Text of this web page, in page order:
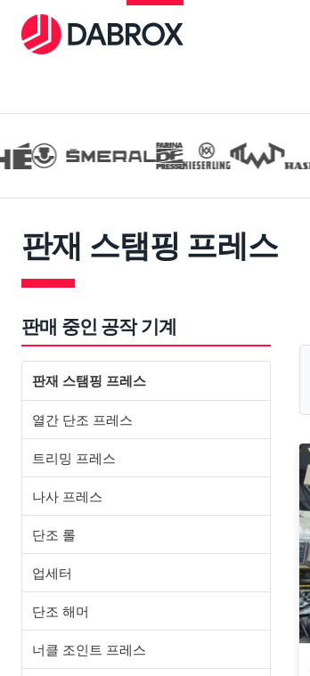
판재 스탬핑 프레스
판매 중인 공작 기계
판재 스탬핑 프레스
열간 단조 프레스
트리밍 프레스
나사 프레스
단조 롤
업세터
단조 해머
너클 조인트 프레스